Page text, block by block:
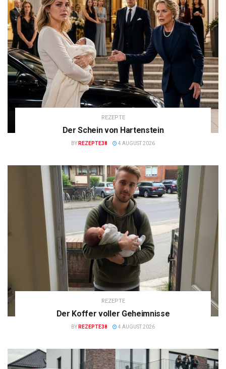
REZEPTE
Der Schein von Hartenstein
BY REZEPTE38 4 AUGUST 2026
REZEPTE
Der Koffer voller Geheimnisse
BY REZEPTE38 4 AUGUST 2026